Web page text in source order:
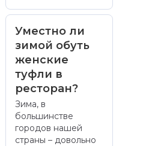
Уместно ли
зимой обуть
женские
туфли в
ресторан?
Зима, в
большинстве
городов нашей
страны – довольно